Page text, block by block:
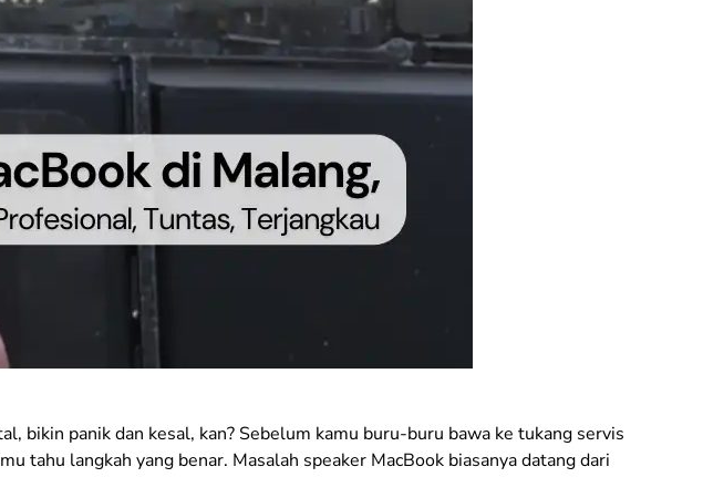
bikin panik dan kesal, kan? Sebelum kamu buru-buru bawa ke tukang servis
tahu langkah yang benar. Masalah speaker MacBook biasanya datang dari